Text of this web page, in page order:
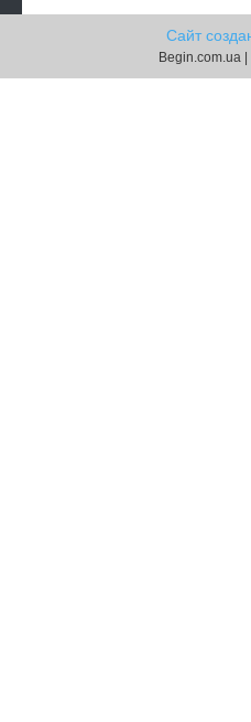
Сайт
Begin.com.ua |